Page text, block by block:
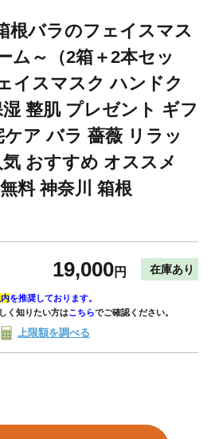
根バラのフェイスマス
ム～（2箱＋2本セッ
イスマスク ハンドク
整肌 プレゼント ギフ
ケア バラ 薔薇 リラッ
おすすめ オススメ
料 神奈川 箱根
19,000円 在庫あり
を推奨しております。
く知りたい方はこちらでご確認ください。
上限額を調べる